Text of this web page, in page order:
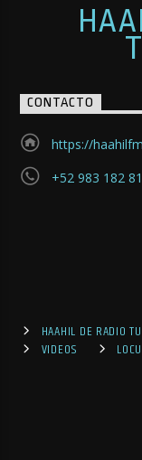
CONTACTO
https://
+52 983 182
HAAHIL DE RADIO
VIDEOS